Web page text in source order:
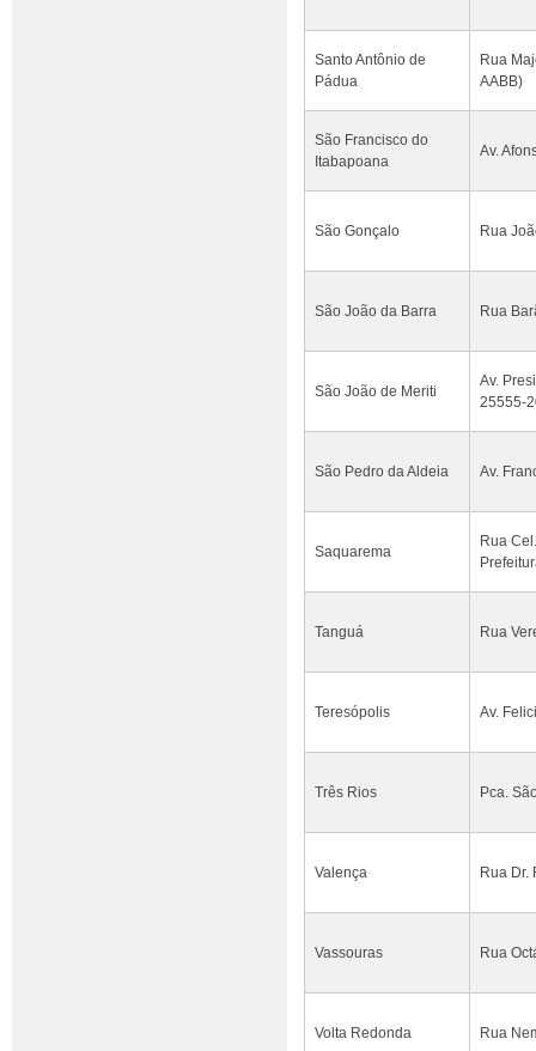
Santo Antônio de
Pádua
Rua
AABB)
São Francisco do
Itabapoana
Av.
São Gonçalo Rua
São João da Barra Rua
São João de Meriti
Av.
25555-
São Pedro da Aldeia Av.
Saquarema
Rua
Tanguá Rua
Teresópolis Av.
Três Rios Pca.
Valença Rua Dr.
Vassouras Rua
Volta Redonda Rua